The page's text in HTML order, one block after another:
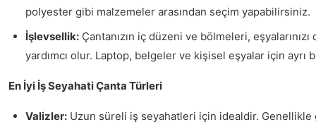
polyester gibi malzemeler arasından seçim yapabilirsiniz.
İşlevsellik: Çantanızın iç düzeni ve bölmeleri,
yardımcı olur. Laptop, belgeler ve kişisel eşyalar için ayrı
En İyi İş Seyahati Çanta Türleri
Valizler: Uzun süreli iş seyahatleri için idealdir.